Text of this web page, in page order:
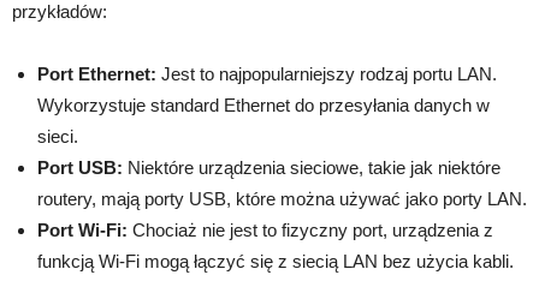
przykładów:
Port Ethernet: Jest to najpopularniejszy rodzaj portu LAN.
Wykorzystuje standard Ethernet do przesyłania danych w
sieci.
Port USB: Niektóre urządzenia sieciowe, takie jak niektóre
routery, mają porty USB, które można używać jako porty LAN.
Port Wi-Fi: Chociaż nie jest to fizyczny port, urządzenia z
funkcją Wi-Fi mogą łączyć się z siecią LAN bez użycia kabli.